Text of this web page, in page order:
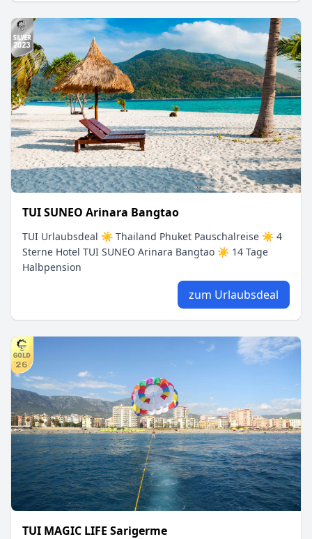
TUI SUNEO Arinara Bangtao
TUI Urlaubsdeal ☀ Thailand Phuket Pauschalreise ☀ 4
Sterne Hotel TUI SUNEO Arinara Bangtao ☀ 14 Tage
Halbpension
zum Urlaubsdeal
TUI MAGIC LIFE Sarigerme